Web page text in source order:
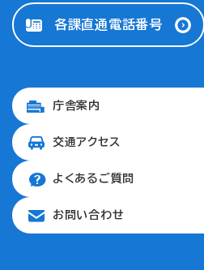
各課直通電話番号
庁舎案内
交通アクセス
よくあるご質問
お問い合わせ